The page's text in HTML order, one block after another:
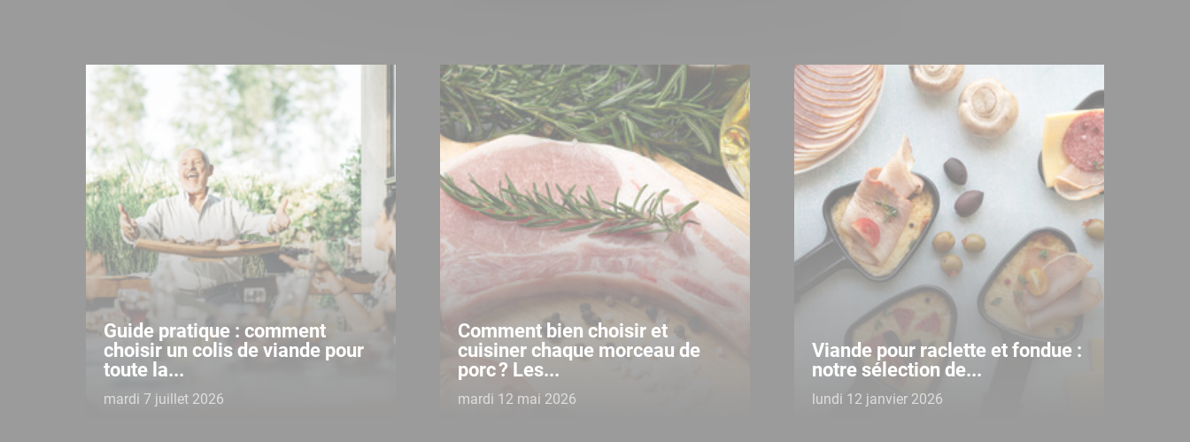
Guide pratique : comment
choisir un colis de viande pour
toute la...
mardi 7 juillet 2026
Comment bien choisir et
cuisiner chaque morceau de
porc ? Les...
mardi 12 mai 2026
Viande pour raclette et fondue :
notre sélection de...
lundi 12 janvier 2026